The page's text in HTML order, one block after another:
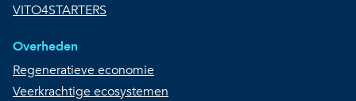
VITO4STARTERS
Overheden
Regeneratieve economie
Veerkrachtige ecosystemen